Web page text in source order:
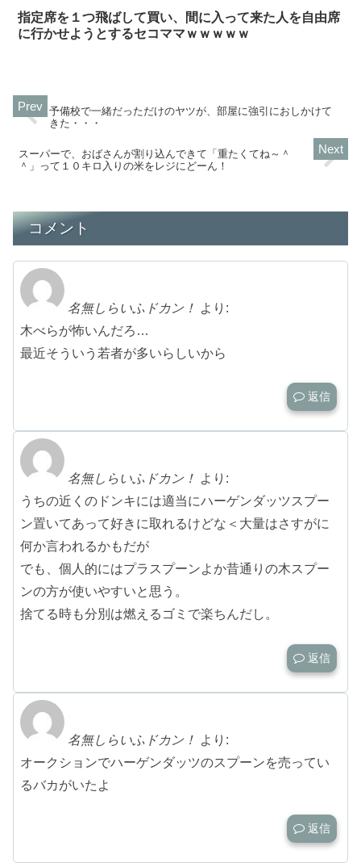
指定席を１つ飛ばして買い、間に入って来た人を自由席
に行かせようとするセコママｗｗｗｗｗ
予備校で一緒だっただけのヤツが、部屋に強引におしかけて
きた・・・
スーパーで、おばさんが割り込んできて「重たくてね～＾
＾」って１０キロ入りの米をレジにどーん！
コメント
名無しらいふドカン！ より:
木べらが怖いんだろ…
最近そういう若者が多いらしいから
返信
名無しらいふドカン！ より:
うちの近くのドンキには適当にハーゲンダッツスプー
ン置いてあって好きに取れるけどな＜大量はさすがに
何か言われるかもだが
でも、個人的にはプラスプーンよか昔通りの木スプー
ンの方が使いやすいと思う。
捨てる時も分別は燃えるゴミで楽ちんだし。
返信
名無しらいふドカン！ より:
オークションでハーゲンダッツのスプーンを売ってい
るバカがいたよ
返信